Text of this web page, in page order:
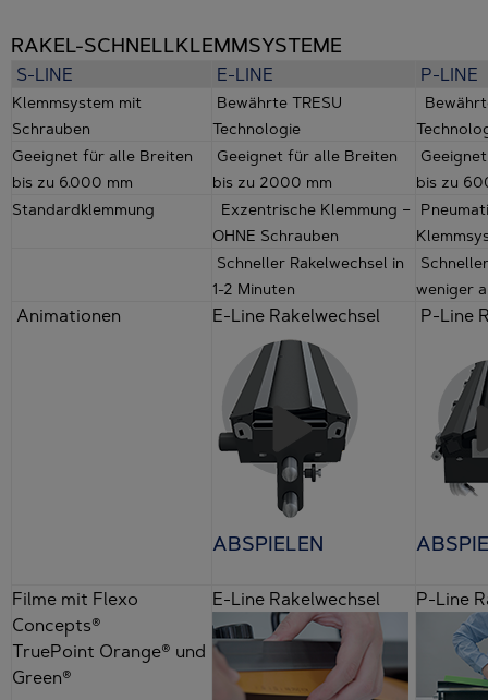
RAKEL-SCHNELLKLEMMSYSTEME
S-LINE E-LINE P-LINE
Klemmsystem mit
Schrauben
Bewährte TRESU
Technologie
Geeignet für alle Breiten
bis zu 6.000 mm
Geeignet für alle Breiten
bis zu 2000 mm
bis zu
Standardklemmung
Exzentrische Klemmung –
OHNE Schrauben
Schneller Rakelwechsel in
1-2 Minuten
weniger
Animationen E-Line Rakelwechsel
ABSPIELEN
P-Line
Filme mit Flexo
Concepts®
TruePoint Orange® und
Green®
E-Line Rakelwechsel P-Line